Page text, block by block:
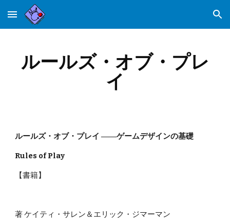
Skip to main content Skip to navigation
ルールズ・オブ・プレ
イ
ルールズ・オブ・プレイ ――ゲームデザインの基礎
Rules of Play
【書籍】
著 ケイティ・サレン＆エリック・ジマーマン